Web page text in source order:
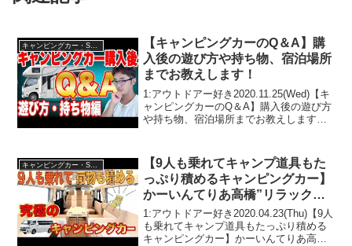
【キャンピングカーのQ＆A】購
入後の遊び方や持ち物、宿泊場所
までお教えします！
1:アウトドアー好き2020.11.25(Wed)【キ
ャンピングカーのQ＆A】購入後の遊び方
や持ち物、宿泊場所までお教えします！
2020.11.25(Wed)この動画は注目です！
3...
キャンピングカー・SUV人気車種
【9人も乗れてキャンプ道具もた
っぷり積めるキャンピングカー】
かーいんてりあ高橋”リラックス
ワゴンタイプ2”
1:アウトドアー好き2020.04.23(Thu)【9人
も乗れてキャンプ道具もたっぷり積める
キャンピングカー】かーいんてりあ高